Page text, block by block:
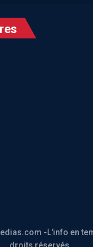
-L'info en